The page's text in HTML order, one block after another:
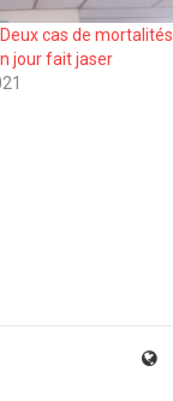
cas de mortalités
jour fait jaser